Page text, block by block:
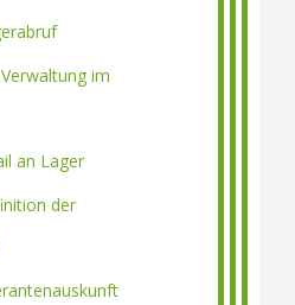
im
an Lager
der